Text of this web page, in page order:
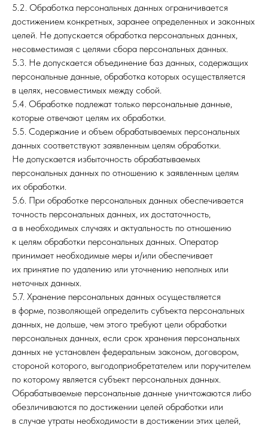
5.2. Обработка персональных данных ограничивается
достижением конкретных, заранее определенных и законных
целей. Не допускается обработка персональных данных,
несовместимая с целями сбора персональных данных.
5.3. Не допускается объединение баз данных, содержащих
персональные данные, обработка которых осуществляется
в целях, несовместимых между собой.
5.4. Обработке подлежат только персональные данные,
которые отвечают целям их обработки.
5.5. Содержание и объем обрабатываемых персональных
данных соответствуют заявленным целям обработки.
Не допускается избыточность обрабатываемых
персональных данных по отношению к заявленным целям
их обработки.
5.6. При обработке персональных данных обеспечивается
точность персональных данных, их достаточность,
а в необходимых случаях и актуальность по отношению
к целям обработки персональных данных. Оператор
принимает необходимые меры и/или обеспечивает
их принятие по удалению или уточнению неполных или
неточных данных.
5.7. Хранение персональных данных осуществляется
в форме, позволяющей определить субъекта персональных
данных, не дольше, чем этого требуют цели обработки
персональных данных, если срок хранения персональных
данных не установлен федеральным законом, договором,
стороной которого, выгодоприобретателем или поручителем
по которому является субъект персональных данных.
Обрабатываемые персональные данные уничтожаются либо
обезличиваются по достижении целей обработки или
в случае утраты необходимости в достижении этих целей,